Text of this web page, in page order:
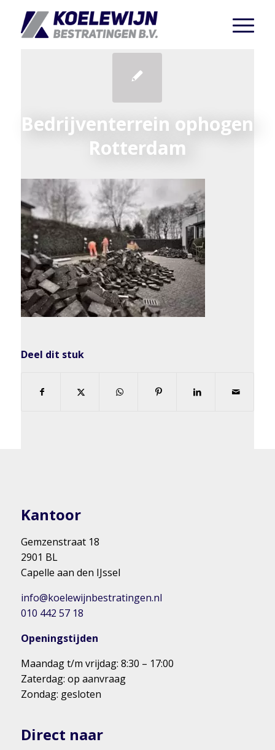
Bedrijventerrein ophogen
Rotterdam
Deel dit stuk
Kantoor
Gemzenstraat 18
2901 BL
Capelle aan den IJssel
info@koelewijnbestratingen.nl
010 442 57 18
Openingstijden
Maandag t/m vrijdag: 8:30 – 17:00
Zaterdag: op aanvraag
Zondag: gesloten
Direct naar